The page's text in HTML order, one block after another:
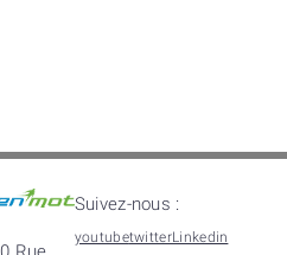
Suivez-nous :
youtubetwitterLinkedin